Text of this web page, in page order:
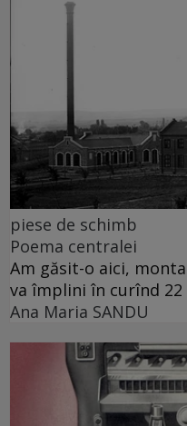
piese de schimb
Poema centralei
Am găsit-o aici,
va împlini în curînd 22
Ana Maria SANDU